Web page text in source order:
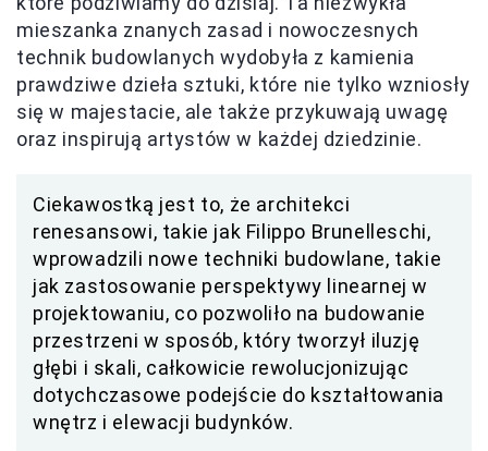
mieszanka znanych zasad i nowoczesnych
technik budowlanych wydobyła z kamienia
prawdziwe dzieła sztuki, które nie tylko wzniosły
się w majestacie, ale także przykuwają uwagę
oraz inspirują artystów w każdej dziedzinie.
Ciekawostką jest to, że architekci
renesansowi, takie jak Filippo Brunelleschi,
wprowadzili nowe techniki budowlane, takie
jak zastosowanie perspektywy linearnej w
projektowaniu, co pozwoliło na budowanie
przestrzeni w sposób, który tworzył iluzję
głębi i skali, całkowicie rewolucjonizując
dotychczasowe podejście do kształtowania
wnętrz i elewacji budynków.